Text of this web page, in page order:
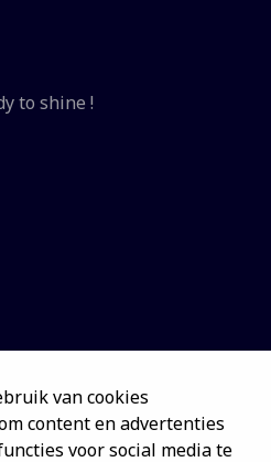
van cookies
content en advertenties
voor social media te
to shine !